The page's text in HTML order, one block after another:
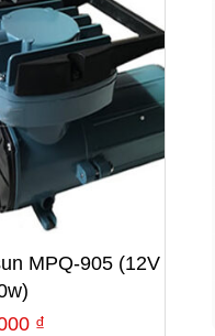
MPQ-905 (12V
₫